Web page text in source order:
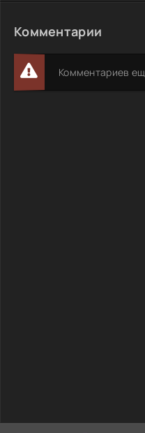
Комментарии
Комментариев